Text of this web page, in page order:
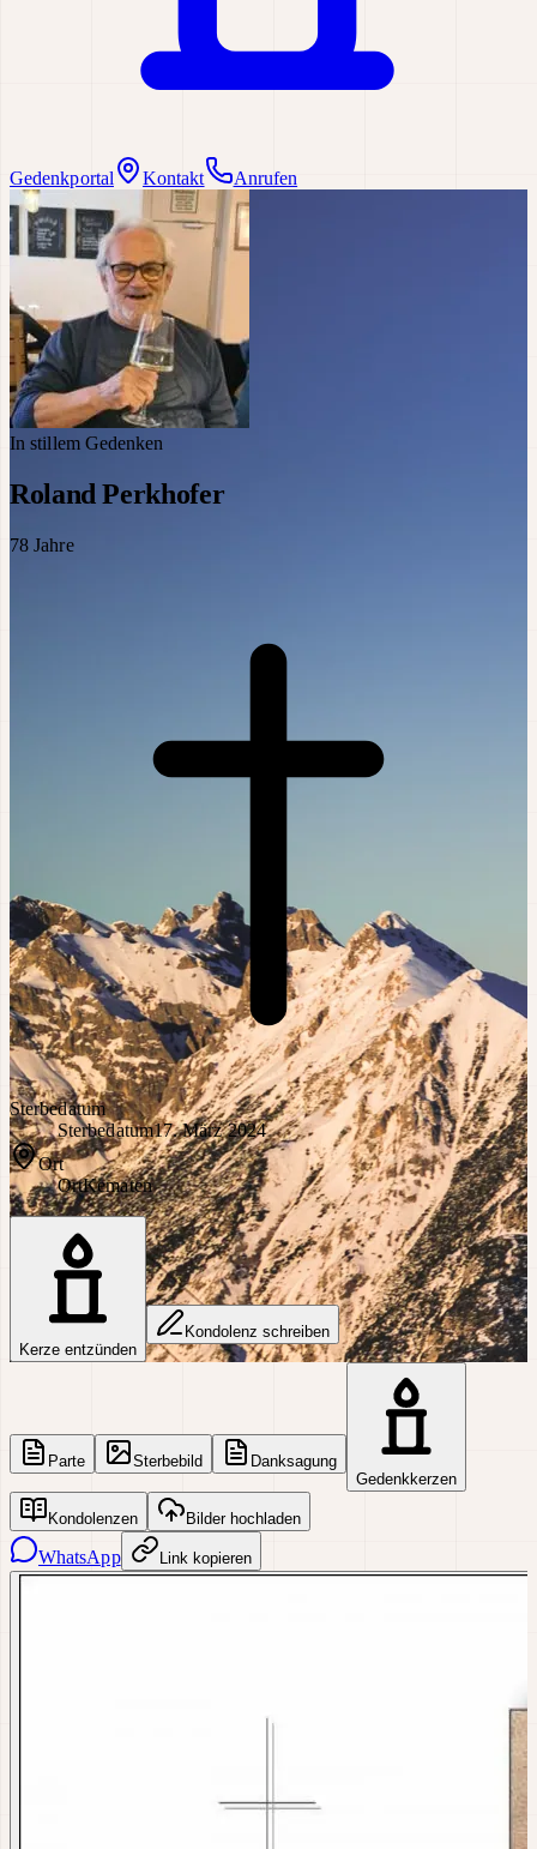
Gedenkportal Kontakt Anrufen
In stillem Gedenken
Roland Perkhofer
78 Jahre
Sterbedatum
Sterbedatum17. März 2024
Ort
OrtKematen
Kerze entzünden
Kondolenz schreiben
Parte Sterbebild
Danksagung
Gedenkkerzen
Kondolenzen Bilder hochladen
WhatsApp Link kopieren